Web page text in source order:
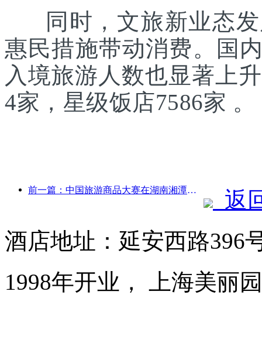
同时，文旅新业态发
惠民措施带动消费。国
入境旅游人数也显著上
4家，星级饭店7586家 。
前一篇：中国旅游商品大赛在湖南湘潭成功举办
返
酒店地址：延安西路396
1998年开业， 上海美